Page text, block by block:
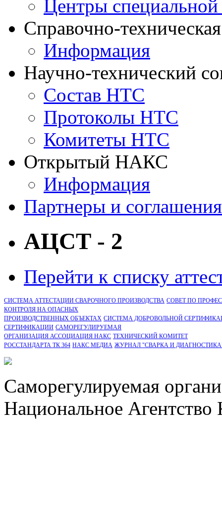
Центры
Справочно-
Информация
Научно-технический
Состав НТС
Протоколы НТС
Комитеты НТС
Открытый НАКС
Информация
Партнеры и соглашения
АЦСТ - 2
Перейти к списку
СИСТЕМА АТТЕСТАЦИИ СВАРОЧНОГО ПРОИЗВОДСТВА СОВЕТ ПО
КОНТРОЛЯ НА ОПАСНЫХ
ПРОИЗВОДСТВЕННЫХ ОБЪЕКТАХ СИСТЕМА ДОБРОВОЛЬНОЙ
CЕРТИФИКАЦИИ САМОРЕГУЛИРУЕМАЯ
ОРГАНИЗАЦИЯ АССОЦИАЦИЯ НАКС ТЕХНИЧЕСКИЙ КОМИТЕТ
РОССТАНДАРТА ТК 364 НАКС МЕДИА ЖУРНАЛ "СВАРКА И
Саморегулируемая
Национальное Агентство